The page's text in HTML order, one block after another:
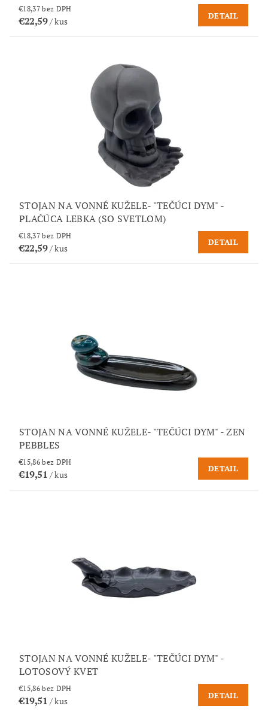
€18,37 bez DPH
€22,59/ kus
DETAIL
STOJAN NA VONNÉ KUŽELE- "TEČÚCI DYM" -
PLAČÚCA LEBKA (SO SVETLOM)
€18,37 bez DPH
€22,59/ kus
DETAIL
STOJAN NA VONNÉ KUŽELE- "TEČÚCI DYM" - ZEN
PEBBLES
€15,86 bez DPH
€19,51 / kus
DETAIL
STOJAN NA VONNÉ KUŽELE- "TEČÚCI DYM" -
LOTOSOVÝ KVET
€15,86 bez DPH
€19,51 / kus
DETAIL